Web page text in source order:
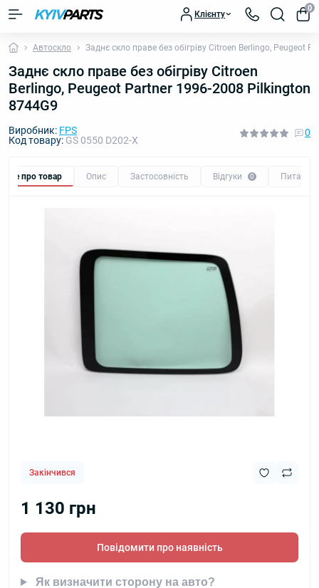
Клієнту
0
Автоскло Заднє скло праве без обігріву Citroen Berlingo, Peugeot
Заднє скло праве без обігріву Citroen
Berlingo, Peugeot Partner 1996-2008 Pilkington
8744G9
Виробник: FPS
Код товару: GS 0550 D202-X
0
Все про товар Опис Застосовність Відгуки 0 Питання
Закінчився
1 130 грн
Повідомити про наявність
Як визначити сторону на авто?